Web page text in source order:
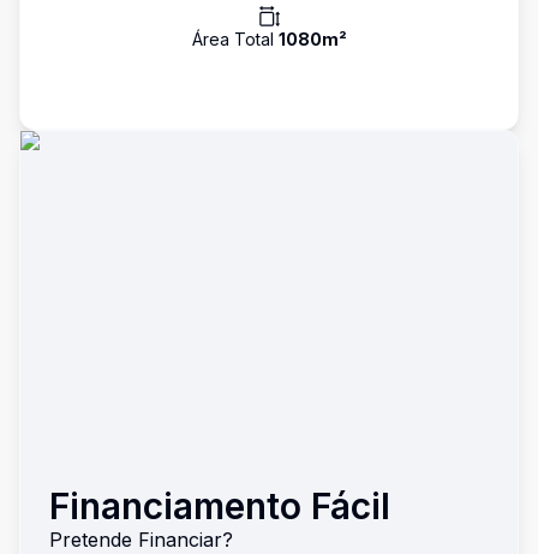
Área Total 1080m²
Financiamento Fácil
Pretende Financiar?